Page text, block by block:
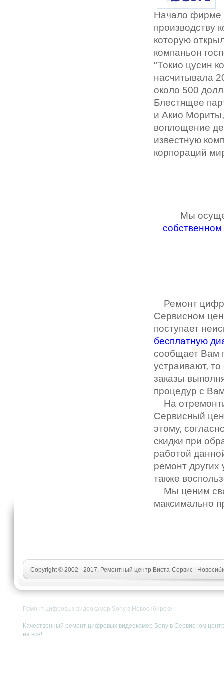
Начало фирме
производству
которую
компаньон
"Токио цусин
насчитывала
около 500
Блестящее
и Акио Мориты,
воплощение
известную
корпораций
Мы
Ремонт
Сервисном
поступает
бесплатную
сообщает Вам
устраивают,
заказы
процедур с
На
Сервисный
этому,
скидки при
работой
ремонт других
также
Мы ценим
максимально
Copyright © 2002 - 2017. Ремонтный центр Виста-Сервис |
Ремонт цифровых видеокамер Sony в Новосибирске
Качественный ремонт цифровых видеокамер Sony в Сервисном
на всё!